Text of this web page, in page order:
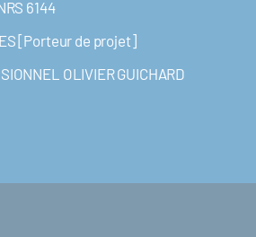
6144
[Porteur de projet]
OLIVIER GUICHARD